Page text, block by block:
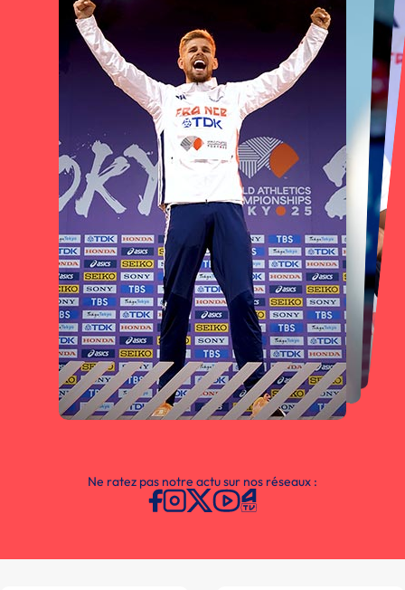
Ne ratez pas notre actu sur nos réseaux :